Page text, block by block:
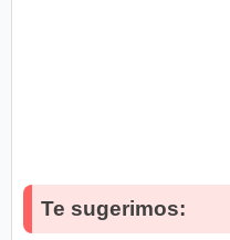
Te sugerimos: